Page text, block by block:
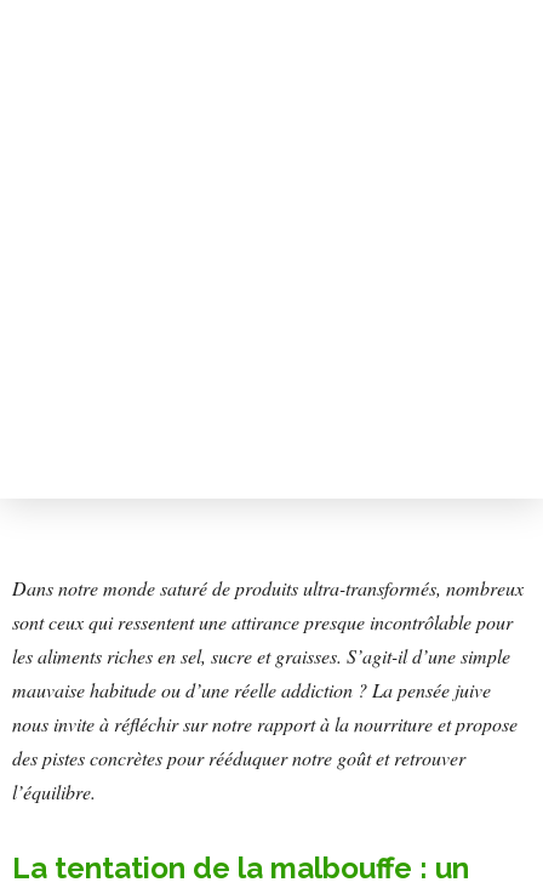
Dans notre monde saturé de produits ultra-transformés, nombreux
sont ceux qui ressentent une attirance presque incontrôlable pour
les aliments riches en sel, sucre et graisses. S’agit-il d’une simple
mauvaise habitude ou d’une réelle addiction ? La pensée juive
nous invite à réfléchir sur notre rapport à la nourriture et propose
des pistes concrètes pour rééduquer notre goût et retrouver
l’équilibre.
La tentation de la malbouffe : un